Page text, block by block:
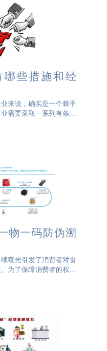
些措施和经
来说，确实是一个棘手
需要采取一系列有条不
经验。首先，收集充足
物一码防伪溯
曝光引发了消费者对食
为了保障消费者的权益
在食品安全问题的背景
显然是加强安全管理和